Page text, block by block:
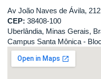
Av João Naves de Ávila,
CEP: 38408-100
Uberlândia, Minas Gerais,
Campus Santa Mônica -